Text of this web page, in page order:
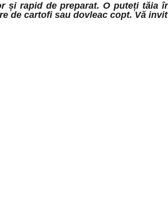
și rapid de preparat. O puteți tăia
de cartofi sau dovleac copt. Vă